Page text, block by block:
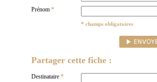
Prénom *
* champs obligatoires
Partager cette fiche :
Destinataire *